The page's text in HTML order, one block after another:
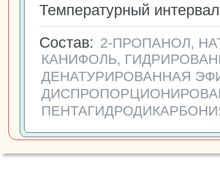
Температурный
Состав: 2-ПРОПАНОЛ,
КАНИФОЛЬ,
ДЕНАТУРИРОВАННАЯ